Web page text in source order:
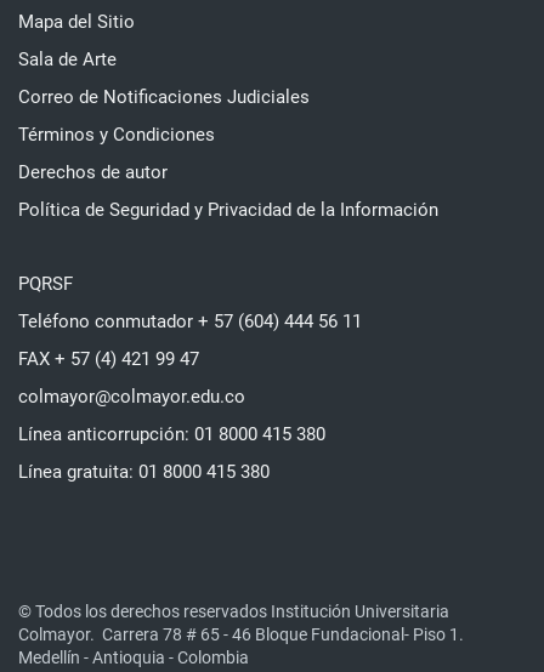
Mapa del Sitio
Sala de Arte
Correo de Notificaciones Judiciales
Términos y Condiciones
Derechos de autor
Política de Seguridad y Privacidad de la Información
PQRSF
Teléfono conmutador + 57 (604) 444 56 11
FAX + 57 (4) 421 99 47
colmayor@colmayor.edu.co
Línea anticorrupción: 01 8000 415 380
Línea gratuita: 01 8000 415 380
© Todos los derechos reservados Institución Universitaria
Colmayor. Carrera 78 # 65 - 46 Bloque Fundacional- Piso 1.
Medellín - Antioquia - Colombia